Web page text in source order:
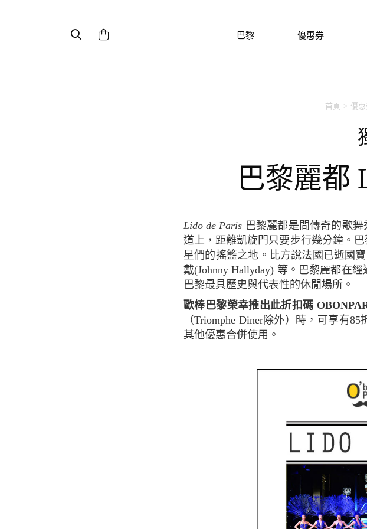
巴黎 優惠券
首頁 優惠
巴黎麗
Lido de Paris 巴黎麗都是間傳奇的歌
道上，距離凱旋門只要步行幾分鐘。
星們的搖籃之地。比方說法國已逝國
戴(Johnny Hallyday) 等。巴黎麗都在
巴黎最具歷史與代表性的休閒場所。
歐棒巴黎榮幸推出此折扣碼
（Triomphe Diner除外）時，可享有
其他優惠合併使用。